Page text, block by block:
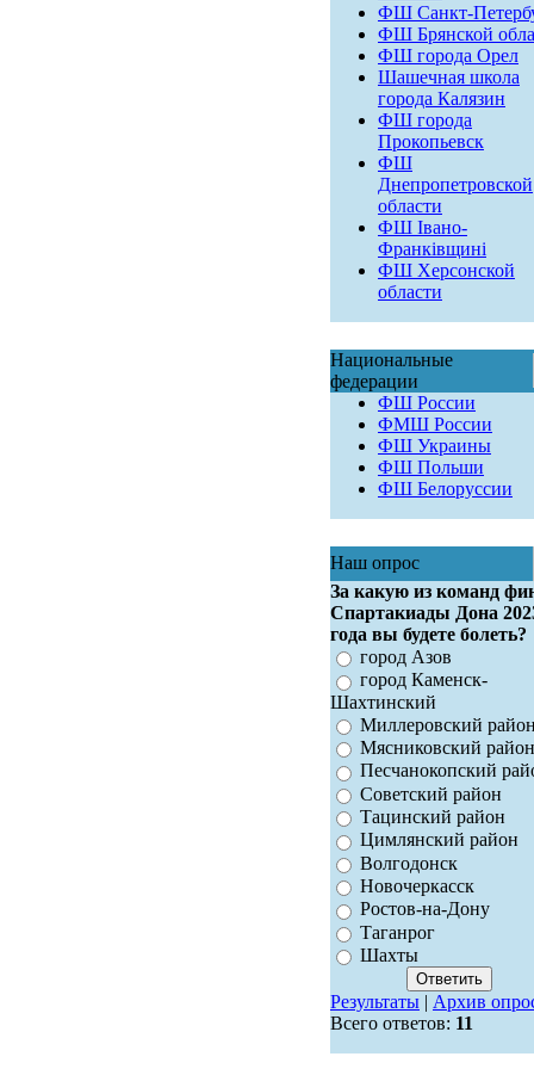
ФШ Санкт-
ФШ Брянской
ФШ города Орел
Шашечная школа
города Калязин
ФШ города
Прокопьевск
ФШ
Днепропетровской
области
ФШ Івано-
Франківщині
ФШ Херсонской
области
Национальные
федерации
ФШ России
ФМШ России
ФШ Украины
ФШ Польши
ФШ Белоруссии
Наш опрос
За какую из команд
Спартакиады Дона
года вы будете болеть?
город Азов
город Каменск-
Шахтинский
Миллеровский район
Мясниковский район
Песчанокопский
Советский район
Тацинский район
Цимлянский район
Волгодонск
Новочеркасск
Ростов-на-Дону
Таганрог
Шахты
Результаты| Архив
Всего ответов: 11